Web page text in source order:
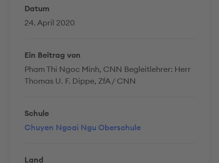
Datum
24. April 2020
Ein Beitrag von
Pham Thi Ngoc Minh, CNN Begleitlehrer: Herr
Thomas U. F. Dippe, ZfA / CNN
Schule
Chuyen Ngoai Ngu Oberschule
Land